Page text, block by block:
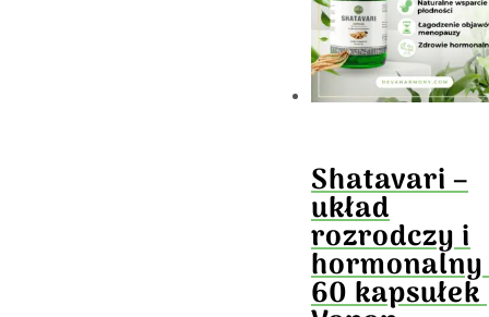
Shatavari –
układ
rozrodczy i
hormonalny
60